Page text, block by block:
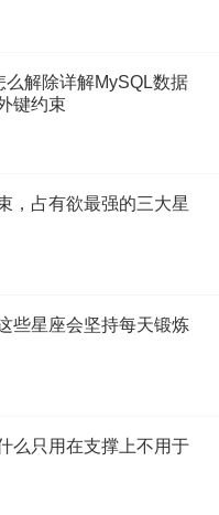
么解除详解MySQL数据
键约束
，占有欲最强的三大星
些星座会坚持每天锻炼
么只用在支撑上不用于